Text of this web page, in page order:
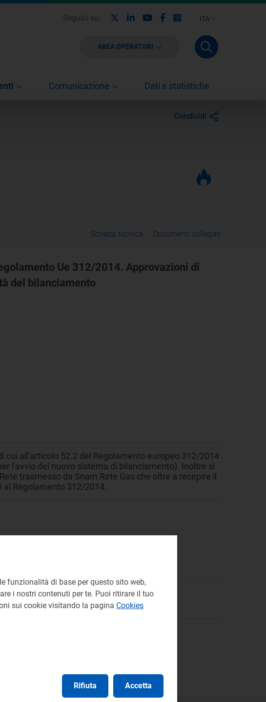
ITA
Seguici su: LinkedinYoutubeFacebook
Instagram
AREA OPERATORI
Comunicazione Dati e statistiche
Condividi
Scheda tecnica Documenti collegati
Ue 312/2014. Approvazioni di
del bilanciamento
cui all'articolo 52.2 del Regolamento europeo 312/2014
l'avvio del nuovo sistema di bilanciamento). Inoltre si
trasmesso da Snam Rete Gas che oltre a recepire il
al Regolamento 312/2014.
funzionalità di base per questo sito web,
i nostri contenuti per te. Puoi ritirare il tuo
sui cookie visitando la pagina Cookies
Rifiuta Accetta